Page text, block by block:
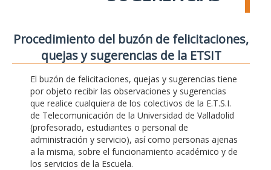
Procedimiento del buzón de felicitaciones,
quejas y sugerencias de la ETSIT
El buzón de felicitaciones, quejas y sugerencias tiene
por objeto recibir las observaciones y sugerencias
que realice cualquiera de los colectivos de la E.T.S.I.
de Telecomunicación de la Universidad de Valladolid
(profesorado, estudiantes o personal de
administración y servicio), así como personas ajenas
a la misma, sobre el funcionamiento académico y de
los servicios de la Escuela.